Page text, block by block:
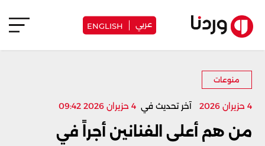
عربي ENGLISH
منوعات
4 حزيران 2026 آخر تحديث في 4 حزيران 2026 09:42
من هم أعلى الفنانين أجراً في